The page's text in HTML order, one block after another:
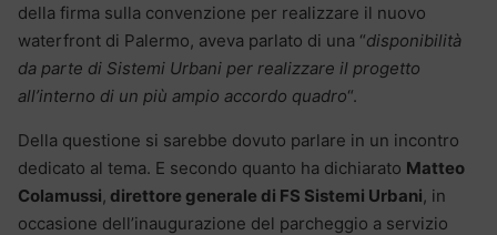
della firma sulla convenzione per realizzare il nuovo
waterfront di Palermo, aveva parlato di una “disponibilità
da parte di Sistemi Urbani per realizzare il progetto
all’interno di un più ampio accordo quadro“.
Della questione si sarebbe dovuto parlare in un incontro
dedicato al tema. E secondo quanto ha dichiarato Matteo
Colamussi, direttore generale di FS Sistemi Urbani, in
occasione dell’inaugurazione del parcheggio a servizio